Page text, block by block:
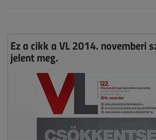
Ez a cikk a VL 2014. novemberi
jelent meg.